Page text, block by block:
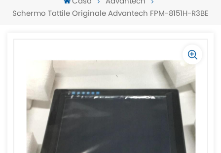
Schermo Tattile Originale Advantech FPM-8151H-R3BE